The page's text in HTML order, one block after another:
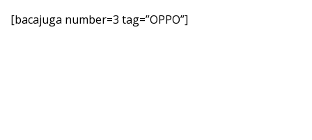
[bacajuga number=3 tag=”OPPO”]